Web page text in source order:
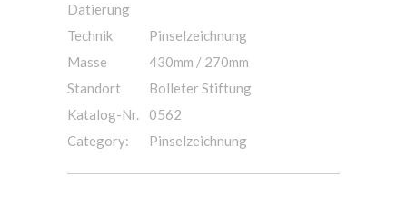
Datierung
Technik
Pinselzeichnung
Masse
430mm / 270mm
Standort
Bolleter Stiftung
Katalog-Nr.
0562
Category:
Pinselzeichnung